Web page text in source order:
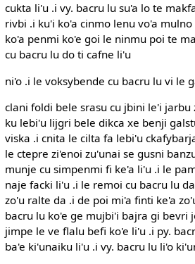
cukta li'u .i vy. bacru lu su'a lo te
rivbi .i ku'i ko'a cinmo lenu vo'a
ko'a penmi ko'e goi le ninmu poi te
cu bacru lu do ti cafne li'u
ni'o .i le voksybende cu bacru lu vi le
clani foldi bele srasu cu jbini le'i jarbu
ku lebi'u lijgri bele dikca xe benji
viska .i cnita le cilta fa lebi'u
le ctepre zi'enoi zu'unai se gusni
munje cu simpenmi fi ke'a li'u .i le
naje facki li'u .i le remoi cu bacru lu
zo'u ralte da .i de poi mi'a finti ke'a
bacru lu ko'e ge mujbi'i bajra gi bevri
jimpe le ve flalu befi ko'e li'u .i py.
ba'e ki'unaiku li'u .i vy. bacru lu li'o